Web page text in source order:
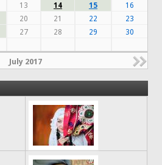
13 14 15
16
20 21 22
23
27 28 29
30
July 2017